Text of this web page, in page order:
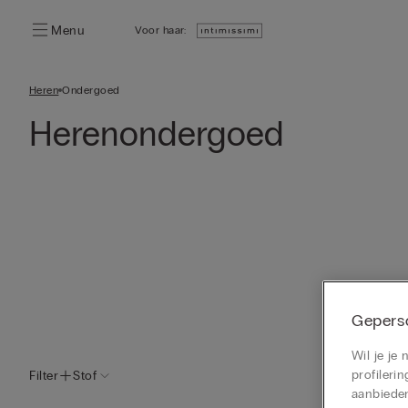
Menu Voor haar:
Heren Ondergoed
Herenondergoed
Filter Stof
Wil je je